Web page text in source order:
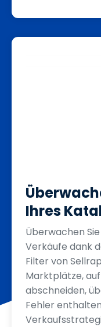
Ihres
Überwachen
Verkäufe dank
Filter von
Marktplätze,
abschneiden,
Fehler